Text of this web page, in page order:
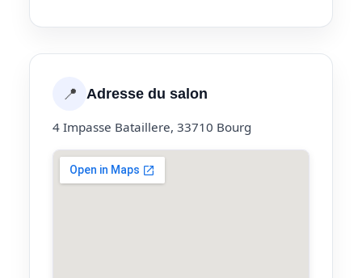
📍 Adresse du salon
4 Impasse Bataillere, 33710 Bourg